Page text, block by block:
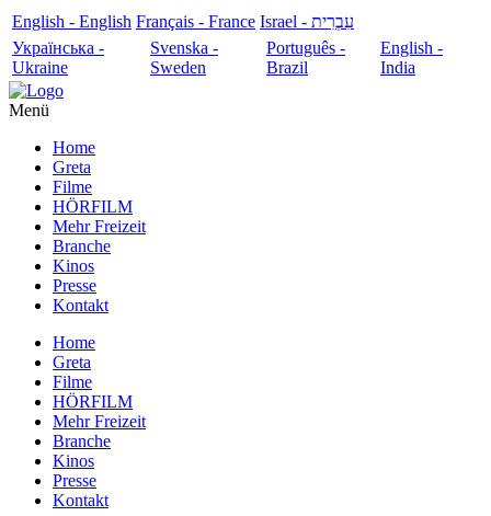
English - English Français - France
עִבְרִית - Israel
Українська -
Ukraine
Svenska -
Sweden
Português -
Brazil
English -
India
Menü
Home
Greta
Filme
HÖRFILM
Mehr Freizeit
Branche
Kinos
Presse
Kontakt
Home
Greta
Filme
HÖRFILM
Mehr Freizeit
Branche
Kinos
Presse
Kontakt